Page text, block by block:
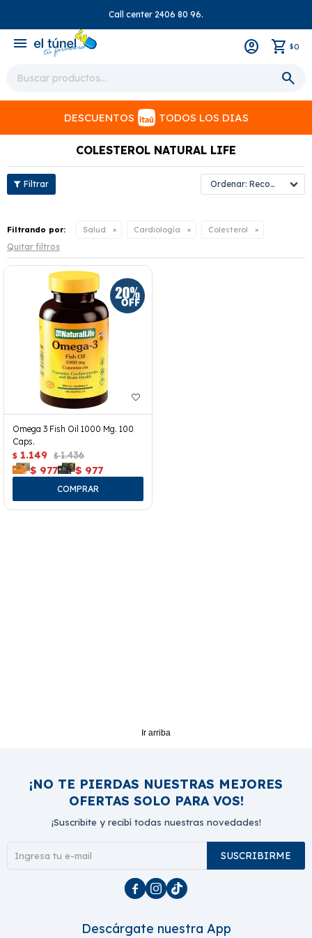
Call center 2406 80 96.
menu $0
DESCUENTOS TODOS LOS DIAS
COLESTEROL NATURAL LIFE
Recomendados
Filtrando por: Salud Cardiología Colesterol
Quitar filtros
Omega 3 Fish Oil 1000 Mg. 100
Caps.
$ 1.149 $ 1.436
$ 977 $ 977
Ir arriba
¡NO TE PIERDAS NUESTRAS MEJORES
OFERTAS SOLO PARA VOS!
¡Suscribite y recibí todas nuestras novedades!
SUSCRIBIRME
  
Descárgate nuestra App
close